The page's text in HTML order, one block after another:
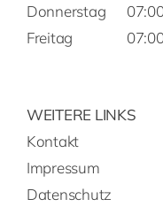
Donnerstag
Freitag
WEITERE LINKS
Kontakt
Impressum
Datenschutz